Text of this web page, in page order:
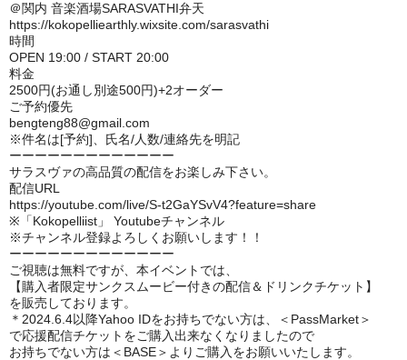
＠関内 音楽酒場SARASVATHI弁天
https://kokopelliearthly.wixsite.com/sarasvathi
時間
OPEN 19:00 / START 20:00
料金
2500円(お通し別途500円)+2オーダー
ご予約優先
bengteng88@gmail.com
※件名は[予約]、氏名/人数/連絡先を明記
ーーーーーーーーーーーーー
サラスヴァの高品質の配信をお楽しみ下さい。
配信URL
https://youtube.com/live/S-t2GaYSvV4?feature=share
※「Kokopelliist」 Youtubeチャンネル
※チャンネル登録よろしくお願いします！！
ーーーーーーーーーーーーー
ご視聴は無料ですが、本イベントでは、
【購入者限定サンクスムービー付きの配信＆ドリンクチケット】
を販売しております。
＊2024.6.4以降Yahoo IDをお持ちでない方は、＜PassMarket＞
で応援配信チケットをご購入出来なくなりましたので
お持ちでない方は＜BASE＞よりご購入をお願いいたします。